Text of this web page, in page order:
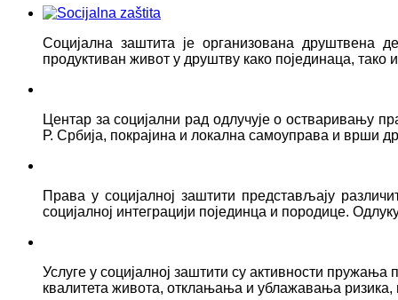
Социјална заштита је организована друштвена
продуктиван живот у друштву како појединаца,
Центар за социјални рад одлучује о остваривању
Р. Србија, покрајина и локална самоуправа и врши
Права у социјалној заштити представљају
социјалној интеграцији појединца и породице.
Услуге у социјалној заштити су активности
квалитета живота, отклањања и ублажавања ризика,